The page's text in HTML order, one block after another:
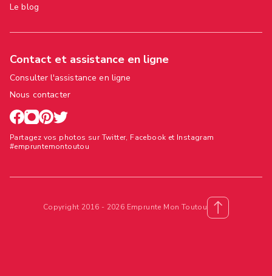
Le blog
Contact et assistance en ligne
Consulter l'assistance en ligne
Nous contacter
Partagez vos photos sur Twitter, Facebook et Instagram
#empruntemontoutou
Copyright 2016 - 2026 Emprunte Mon Toutou